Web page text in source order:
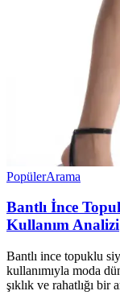
PopülerArama
Bantlı İnce
Kullanım Analizi
Bantlı ince topuklu
kullanımıyla moda
şıklık ve rahatlığı bir